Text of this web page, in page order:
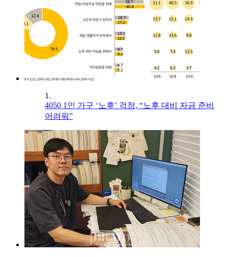
1.
4050 1인 가구 ‘노후’ 걱정, “노후 대비 자금 준비
어려워”